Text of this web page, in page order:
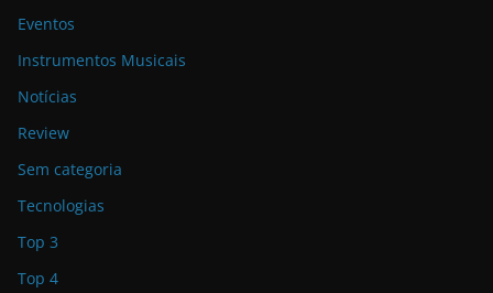
Eventos
Instrumentos Musicais
Notícias
Review
Sem categoria
Tecnologias
Top 3
Top 4